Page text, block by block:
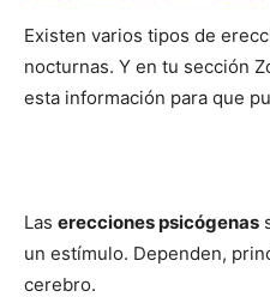
c
e
k
itt
er
at
s
p
ai
l
Existen varios tipos de
nocturnas. Y en tu sección
esta información para que
Las erecciones psicógenas
un estímulo. Dependen,
cerebro.